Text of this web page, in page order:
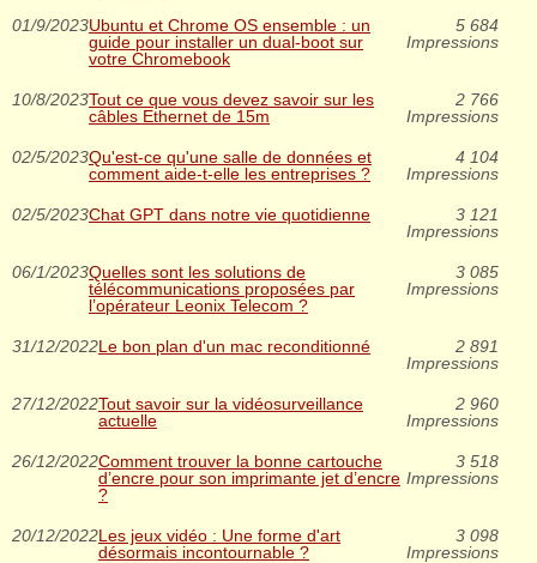
01/9/2023Ubuntu et Chrome OS ensemble : un
guide pour installer un dual-boot sur
votre Chromebook
5 684
Impressions
10/8/2023Tout ce que vous devez savoir sur les
câbles Ethernet de 15m
2 766
Impressions
02/5/2023Qu'est-ce qu'une salle de données et
comment aide-t-elle les entreprises ?
4 104
Impressions
02/5/2023Chat GPT dans notre vie quotidienne
3 121
Impressions
06/1/2023Quelles sont les solutions de
télécommunications proposées par
l’opérateur Leonix Telecom ?
3 085
Impressions
31/12/2022Le bon plan d'un mac reconditionné
2 891
Impressions
27/12/2022Tout savoir sur la vidéosurveillance
actuelle
2 960
Impressions
26/12/2022Comment trouver la bonne cartouche
d’encre pour son imprimante jet d’encre
?
3 518
Impressions
20/12/2022Les jeux vidéo : Une forme d'art
désormais incontournable ?
3 098
Impressions